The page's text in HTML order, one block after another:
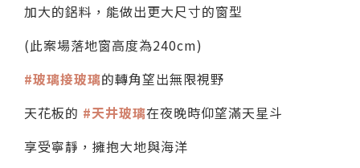
加大的鋁料，能做出更大尺寸的窗型
(此案場落地窗高度為240cm)
#玻璃接玻璃的轉角望出無限視野
天花板的 #天井玻璃在夜晚時仰望滿天星斗
享受寧靜，擁抱大地與海洋